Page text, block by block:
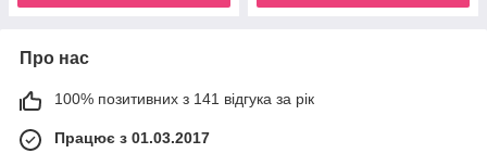
Про нас
100% позитивних з 141 відгука за рік
Працює з 01.03.2017